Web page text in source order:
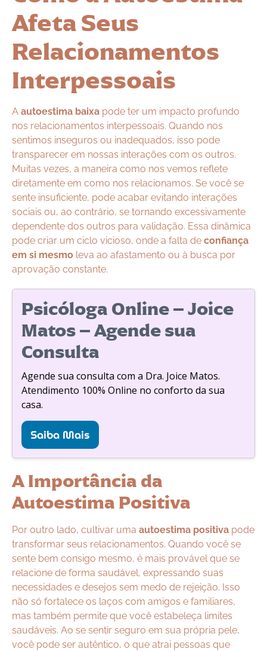
Afeta Seus
Relacionamentos
Interpessoais
A autoestima baixa pode ter um impacto profundo
nos relacionamentos interpessoais. Quando nos
sentimos inseguros ou inadequados, isso pode
transparecer em nossas interações com os outros.
Muitas vezes, a maneira como nos vemos reflete
diretamente em como nos relacionamos. Se você se
sente insuficiente, pode acabar evitando interações
sociais ou, ao contrário, se tornando excessivamente
dependente dos outros para validação. Essa dinâmica
pode criar um ciclo vicioso, onde a falta de confiança
em si mesmo leva ao afastamento ou à busca por
aprovação constante.
Psicóloga Online – Joice
Matos – Agende sua
Consulta
Agende sua consulta com a Dra. Joice Matos.
Atendimento 100% Online no conforto da sua
casa.
Saiba Mais
A Importância da
Autoestima Positiva
Por outro lado, cultivar uma autoestima positiva pode
transformar seus relacionamentos. Quando você se
sente bem consigo mesmo, é mais provável que se
relacione de forma saudável, expressando suas
necessidades e desejos sem medo de rejeição. Isso
não só fortalece os laços com amigos e familiares,
mas também permite que você estabeleça limites
saudáveis. Ao se sentir seguro em sua própria pele,
você pode ser autêntico, o que atrai pessoas que